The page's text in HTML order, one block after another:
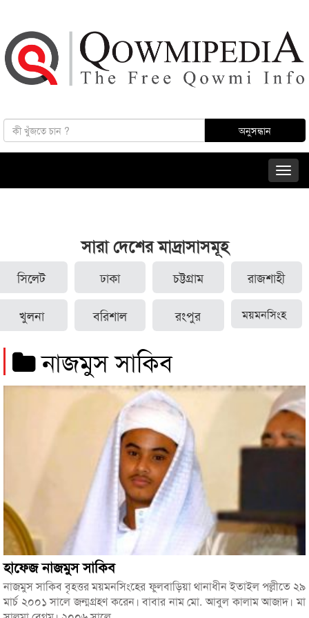
সারা দেশের মাদ্রাসাসমূহ
সিলেট ঢাকা চট্টগ্রাম রাজশাহী
খুলনা বরিশাল রংপুর ময়মনসিংহ
নাজমুস সাকিব
হাফেজ নাজমুস সাকিব
নাজমুস সাকিব বৃহত্তর ময়মনসিংহের ফুলবাড়িয়া থানাধীন ইতাইল পল্লীতে ২৯
মার্চ ২০০১ সালে জন্মগ্রহণ করেন। বাবার নাম মো. আবুল কালাম আজাদ। মা